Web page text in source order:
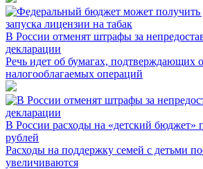
В России отменят штрафы за
декларации
Речь идет об бумагах, подтверждающих
налогооблагаемых операций
В России расходы на «детский бюджет»
рублей
Расходы на поддержку семей с детьми
увеличиваются